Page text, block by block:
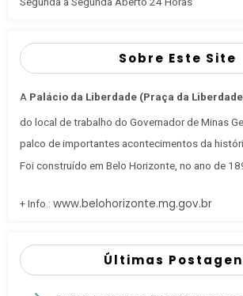
Sobre Este Site
A Palácio da Liberdade (Praça da
do local de trabalho do Governador de Minas
palco de importantes acontecimentos da
Foi construído em Belo Horizonte, no ano de
+ Info.: www.belohorizonte.mg.gov.br
Últimas